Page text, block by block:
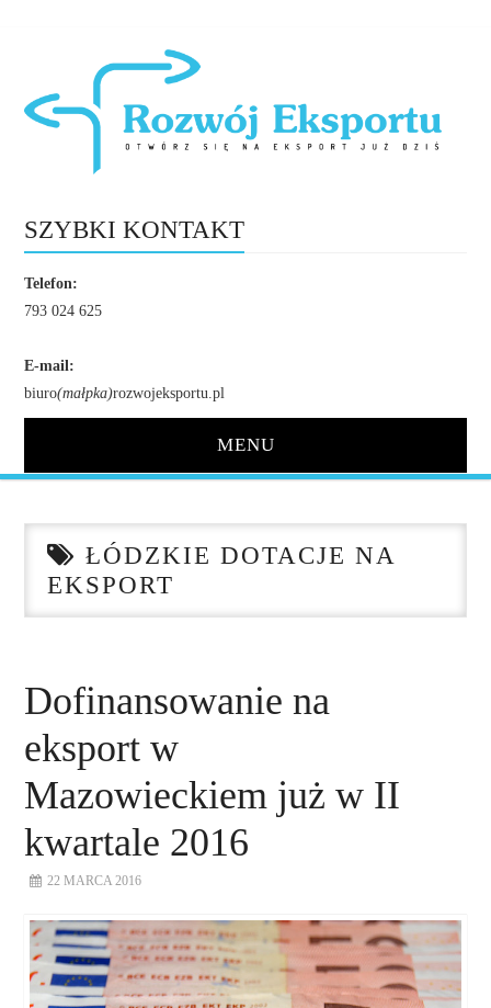
SZYBKI KONTAKT
Telefon:
793 024 625
E-mail:
biuro(małpka)rozwojeksportu.pl
MENU
O NAS
DORADZTWO
PLAN ROZWOJU EKSPORTU
PROEXIO
ŁÓDZKIE DOTACJE NA
EKSPORT
Dofinansowanie na
eksport w
Mazowieckiem już w II
kwartale 2016
22 MARCA 2016